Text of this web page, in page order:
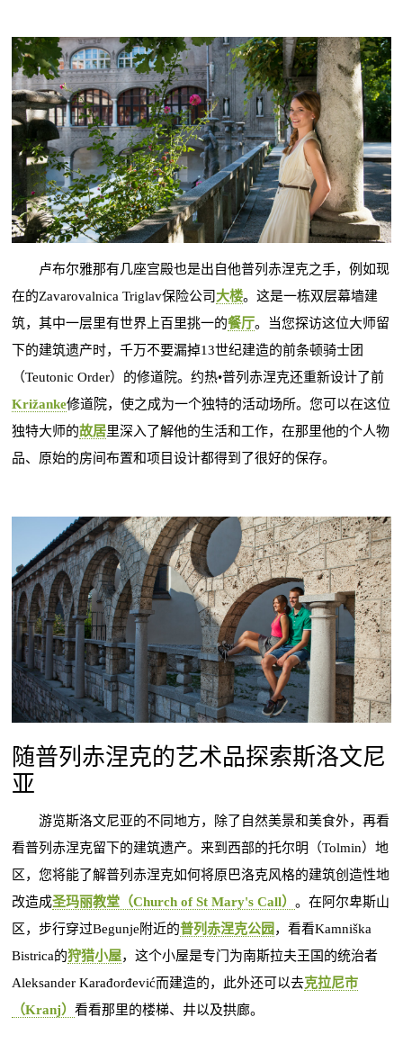
卢布尔雅那有几座宫殿也是出自他普列赤涅克之手，例如现
在的Zavarovalnica Triglav保险公司 大楼。这是一栋双层幕墙建
筑，其中一层里有世界上百里挑一的餐厅。当您探访这位大师留
下的建筑遗产时，千万不要漏掉13世纪建造的前条顿骑士团
（Teutonic Order）的修道院。约热•普列赤涅克还重新设计了前
Križanke修道院，使之成为一个独特的活动场所。您可以在这位
独特大师的故居里深入了解他的生活和工作，在那里他的个人物
品、原始的房间布置和项目设计都得到了很好的保存。
随普列赤涅克的艺术品探索斯洛文尼
亚
游览斯洛文尼亚的不同地方，除了自然美景和美食外，再看
看普列赤涅克留下的建筑遗产。来到西部的托尔明（Tolmin）地
区，您将能了解普列赤涅克如何将原巴洛克风格的建筑创造性地
改造成圣玛丽教堂（Church of St Mary's Call） 。在阿尔卑斯山
区，步行穿过Begunje附近的普列赤涅克公园 ，看看Kamniška
Bistrica的狩猎小屋，这个小屋是专门为南斯拉夫王国的统治者
Aleksander Karađorđević而建造的，此外还可以去克拉尼市
（Kranj） 看看那里的楼梯、井以及拱廊。